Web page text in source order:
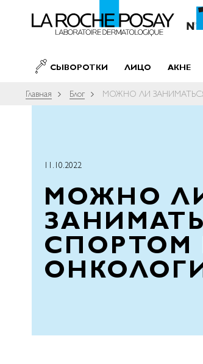
СЫВОРОТКИ ЛИЦО АКНЕ
Главная Блог МОЖНО ЛИ
11.10.2022
МОЖНО
СПОРТОМ